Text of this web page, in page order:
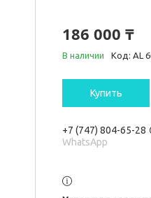
186 000 ₸
В наличии Код: AL
Купить
+7 (747) 804-65-28
WhatsApp